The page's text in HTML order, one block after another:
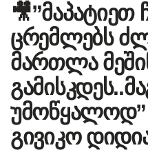
🎥”მაპატიეთ
ცრემლებს
მართლა
უმოწყალოდ”
გივიკო